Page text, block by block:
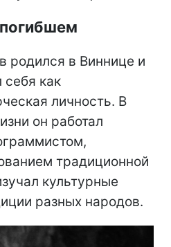
родился в Виннице и
себя как
личность. В
он работал
традиционной
культурные
разных народов.